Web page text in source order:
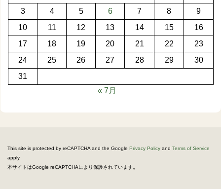
3
4 5 6 7 8
9
10
11 12 13 14 15
16
17
18 19 20 21 22
23
24
25 26 27 28 29
30
31
« 7月
This site is protected by reCAPTCHA and the Google Privacy Policy and Terms of Service
apply.
本サイトはGoogle reCAPTCHAにより保護されています。